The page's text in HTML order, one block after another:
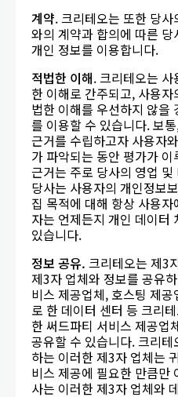
계약. 크리테오는 또한 당
와의 계약과 합의에 따른
개인 정보를 이용합니다.
적법한 이해. 크리테오는
한 이해로 간주되고, 사용
법한 이해를 우선하지 않을
를 이용할 수 있습니다. 보
근거를 수립하고자 사용자
가 파악되는 동안 평가가
근거는 주로 당사의 영업
당사는 사용자의 개인정보
집 목적에 대해 항상 사용
자는 언제든지 개인 데이터
있습니다.
정보 공유. 크리테오는 제3
제3자 업체와 정보를 공유
비스 제공업체, 호스팅 제
로 한 데이터 센터 등 크리
한 써드파티 서비스 제공업
공유할 수 있습니다. 크리
하는 이러한 제3자 업체는
비스 제공에 필요한 만큼만
사는 이러한 제3자 업체와